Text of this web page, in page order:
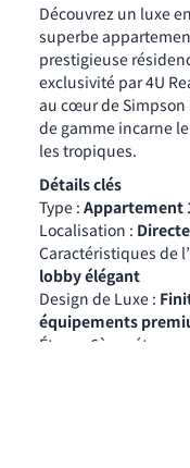
Découvrez un luxe
superbe
prestigieuse
exclusivité par 4U
au cœur de Simpson
de gamme incarne
les tropiques.
Détails clés
Type : Appartement
Localisation :
Caractéristiques de
lobby élégant
Design de Luxe :
équipements
Étage : 6ème étage